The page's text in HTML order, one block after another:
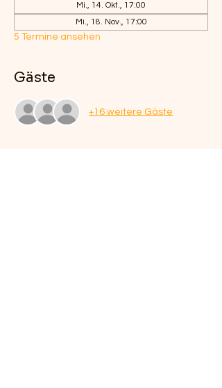
Mi., 14. Okt., 17:00
Mi., 18. Nov., 17:00
5 Termine ansehen
Gäste
+16 weitere Gäste